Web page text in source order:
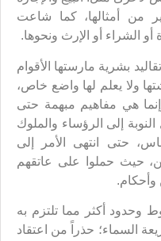
من أمثالها، كما شاعت
أو الشراء أو الإرث ونحوها.
بشرية مارستها الأقوام
ولا يعلم لها واضع خاص،
هي مفاهيم مبهمة حتى
إلى الرؤساء والملوك
حتى انتهى الأمر إلى
حيث حملوا على عاتقهم
وأحكام.
وحدود أكثر مما تلتزم به
السماء؛ حذراً من اعتقاد